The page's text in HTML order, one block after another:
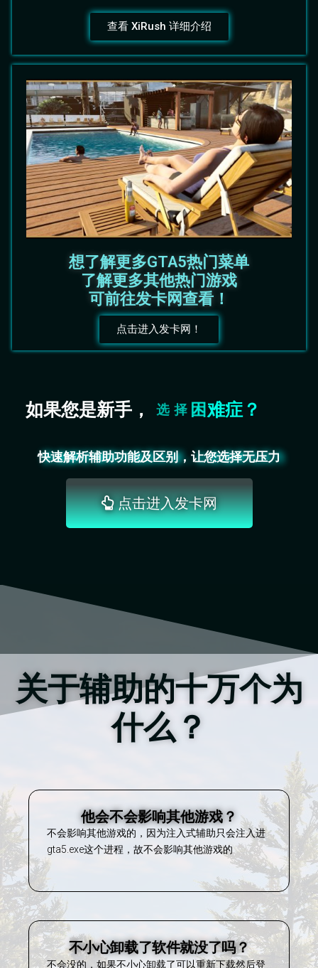
查看 XiRush 详细介绍
想了解更多GTA5热门菜单
了解更多其他热门游戏
可前往发卡网查看！
点击进入发卡网！
如果您是新手， 款 适 合
良心辅助推 荐
快速解析辅助功能及区别，让您选择无压力
点击进入发卡网
关于辅助的十万个为
什么？
他会不会影响其他游戏？
不会影响其他游戏的，因为注入式辅助只会注入进
gta5.exe这个进程，故不会影响其他游戏的
不小心卸载了软件就没了吗？
不会没的，如果不小心卸载了可以重新下载然后登